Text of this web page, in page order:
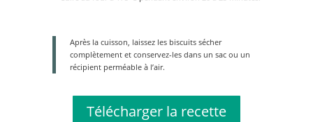
Après la cuisson, laissez les biscuits sécher
complètement et conservez-les dans un sac ou un
récipient perméable à l’air.
Télécharger la recette